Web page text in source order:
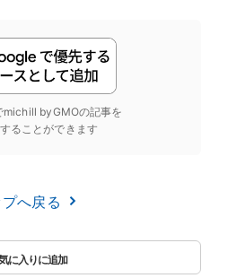
michill byGMOの記事を
ることができます
プへ戻る